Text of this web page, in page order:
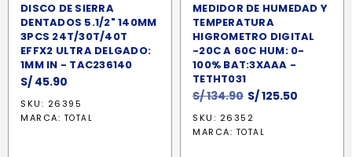
DISCO DE SIERRA
DENTADOS 5.1/2" 140MM
3PCS 24T/30T/40T
EFFX2 ULTRA DELGADO:
1MM IN - TAC236140
S/ 45.90
SKU: 26395
MARCA: TOTAL
MEDIDOR DE HUMEDAD Y
TEMPERATURA
HIGROMETRO DIGITAL
-20C A 60C HUM: 0-
100% BAT:3XAAA -
TETHT031
S/134.90 El
precio
original
S/125.50
SKU: 26352
MARCA: TOTAL